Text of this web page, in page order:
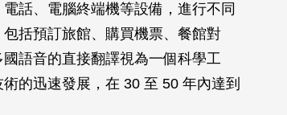
話、電腦終端機等設備，進行不同
括預訂旅館、購買機票、餐館對
語音的直接翻譯視為一個科學工
的迅速發展，在 30 至 50 年內達到